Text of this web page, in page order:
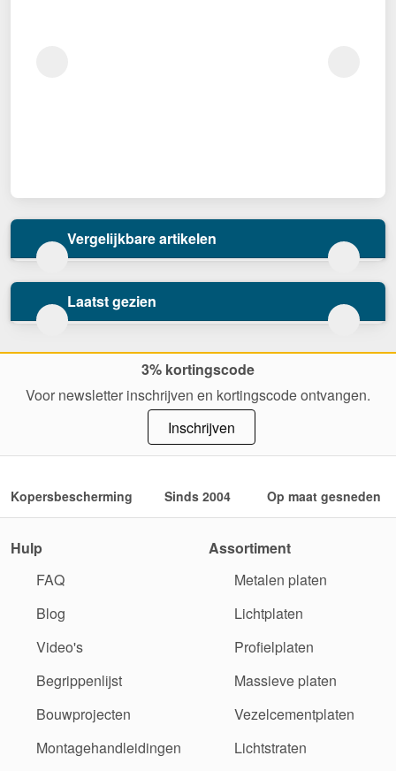
Vergelijkbare artikelen
Laatst gezien
3% kortingscode
Voor newsletter inschrijven en kortingscode ontvangen.
Inschrijven
Kopersbescherming Sinds 2004 Op maat gesneden
Hulp
FAQ
Blog
Video's
Begrippenlijst
Bouwprojecten
Montagehandleidingen
Assortiment
Metalen platen
Lichtplaten
Profielplaten
Massieve platen
Vezelcementplaten
Lichtstraten